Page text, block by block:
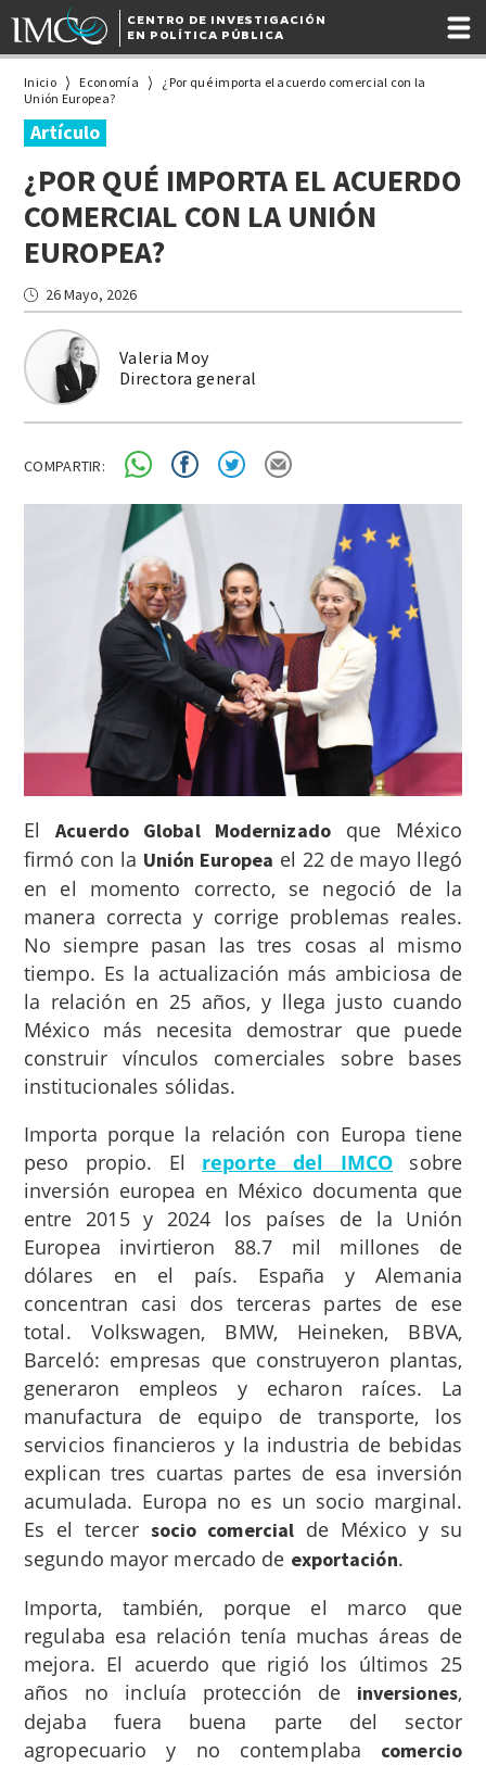
CENTRO DE INVESTIGACIÓN
EN POLÍTICA PÚBLICA
Inicio Economía
¿Por qué importa el acuerdo comercial con la
Unión Europea?
Artículo
¿POR QUÉ IMPORTA EL ACUERDO
COMERCIAL CON LA UNIÓN
EUROPEA?
Valeria Moy
Directora general
26 Mayo, 2026
COMPARTIR:
ElAcuerdo Global Modernizadoque México
firmó con la Unión Europea el 22 de mayo llegó
en el momento correcto, se negoció de la
manera correcta y corrige problemas reales.
No siempre pasan las tres cosas al mismo
tiempo. Es la actualización más ambiciosa de
la relación en 25 años, y llega justo cuando
México más necesita demostrar que puede
construir vínculos comerciales sobre bases
institucionales sólidas.
Importa porque la relación con Europa tiene
peso propio. El reporte del IMCO sobre
inversión europea en México documenta que
entre 2015 y 2024 los países de la Unión
Europea invirtieron 88.7 mil millones de
dólares en el país. España y Alemania
concentran casi dos terceras partes de ese
total. Volkswagen, BMW, Heineken, BBVA,
Barceló: empresas que construyeron plantas,
generaron empleos y echaron raíces. La
manufactura de equipo de transporte, los
servicios financieros y la industria de bebidas
explican tres cuartas partes de esa inversión
acumulada. Europa no es un socio marginal.
Es el tercer socio comercial de México y su
segundo mayor mercado de exportación.
Importa, también, porque el marco que
regulaba esa relación tenía muchas áreas de
mejora. El acuerdo que rigió los últimos 25
años no incluía protección de inversiones,
dejaba fuera buena parte del sector
agropecuario y no contemplaba comercio